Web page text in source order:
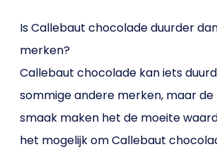
Is Callebaut chocolade duurder
merken?
Callebaut chocolade kan iets
sommige andere merken, maar
smaak maken het de moeite
het mogelijk om Callebaut